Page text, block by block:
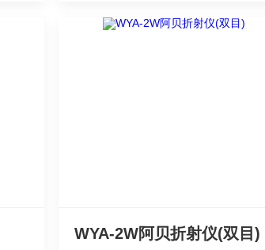
WYA-2W阿贝折射仪(双目)